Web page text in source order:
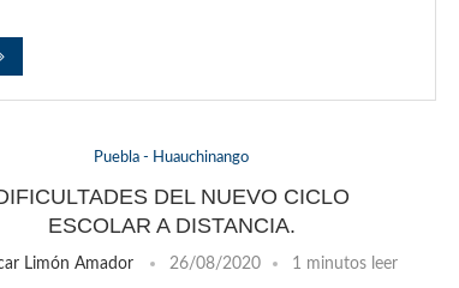
Puebla - Huauchinango
DEL NUEVO CICLO
ESCOLAR A DISTANCIA.
Limón Amador 26/08/2020 1 minutos leer